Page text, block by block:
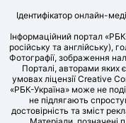
Ідентифікатор онлайн-
Інформаційний портал
російську та англійську),
Фотографії, зображення
Порталі, авторами яких
умовах ліцензії Creative
«РБК-Україна» може не
не підлягають
достовірність та зміст